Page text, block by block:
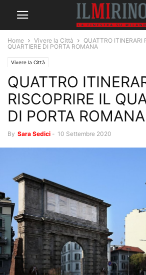
Home Vivere la Città
QUATTRO ITINERARI
QUARTIERE DI PORTA ROMANA
Vivere la Città
QUATTRO
RISCOPRIRE IL
DI PORTA ROMANA
By Sara Sedici - 10 Settembre 2020